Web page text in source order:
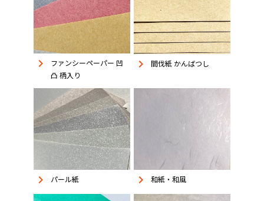
keyboard_arrow_right
ファンシーペーパー 凹
凸 柄入り
keyboard_arrow_right 間伐紙 かんばつし
keyboard_arrow_right パール紙 keyboard_arrow_right 和紙・和風